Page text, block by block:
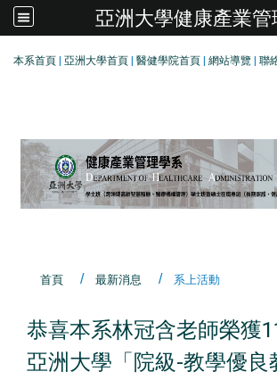
亞洲大學健康產業管
本系首頁 亞洲大學首頁 醫健學院首頁 網站導覽 聯
首頁 最新消息 系上活動
恭喜本系林冠含老師榮獲
亞洲大學「院級-教學優良